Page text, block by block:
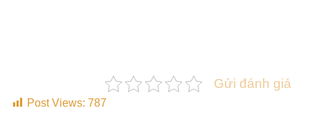
Gửi đánh giá
Post Views: 787